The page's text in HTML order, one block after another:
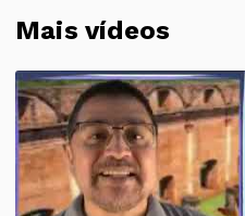
Mais vídeos